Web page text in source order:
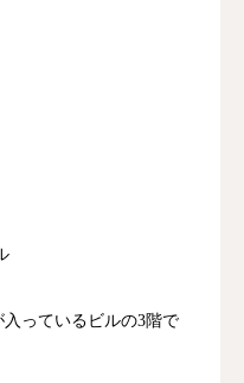
っているビルの3階で